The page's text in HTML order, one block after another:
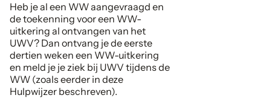
Heb je al een WW aangevraagd en
de toekenning voor een WW-
uitkering al ontvangen van het
UWV? Dan ontvang je de eerste
dertien weken een WW-uitkering
en meld je je ziek bij UWV tijdens de
WW (zoals eerder in deze
Hulpwijzer beschreven).